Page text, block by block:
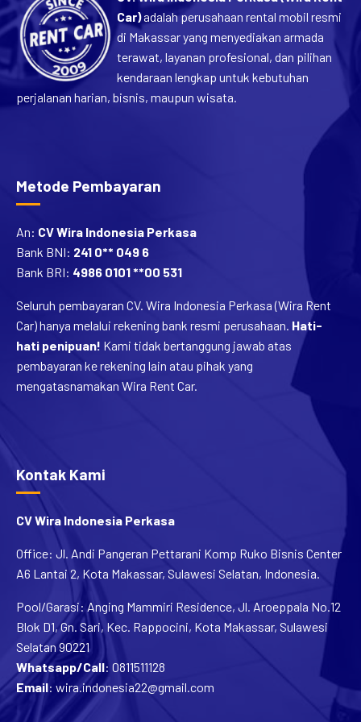
Car) adalah perusahaan rental mobil resmi
di Makassar yang menyediakan armada
terawat, layanan profesional, dan pilihan
kendaraan lengkap untuk kebutuhan
perjalanan harian, bisnis, maupun wisata.
Metode Pembayaran
An: CV Wira Indonesia Perkasa
Bank BNI: 241 0** 049 6
Bank BRI:
4986 0101 **00 531
Seluruh pembayaran CV. Wira Indonesia Perkasa (Wira Rent
Car) hanya melalui rekening bank resmi perusahaan. Hati-
hati penipuan! Kami tidak bertanggung jawab atas
pembayaran ke rekening lain atau pihak yang
mengatasnamakan Wira Rent Car.
Kontak Kami
CV Wira Indonesia Perkasa
Office: Jl. Andi Pangeran Pettarani Komp Ruko Bisnis Center
A6 Lantai 2, Kota Makassar, Sulawesi Selatan, Indonesia.
Pool/Garasi: Anging Mammiri Residence, Jl. Aroeppala No.12
Blok D1, Gn. Sari, Kec. Rappocini, Kota Makassar, Sulawesi
Selatan 90221
Whatsapp/Call 0811511128
Email
wira.indonesia22@gmail.com